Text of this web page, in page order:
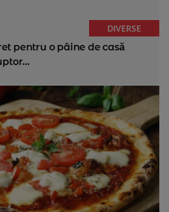
DIVERSE
pentru o pâine de casă